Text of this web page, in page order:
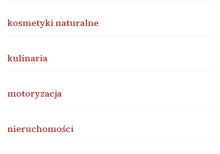
kosmetyki naturalne
kulinaria
motoryzacja
nieruchomości